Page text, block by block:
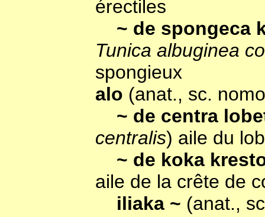
érectiles
~ de spongeca
Tunica albuginea
spongieux
alo (anat., sc.
~ de centra
centralis) aile du
~ de koka
aile de la crête de
iliaka ~ (anat.,